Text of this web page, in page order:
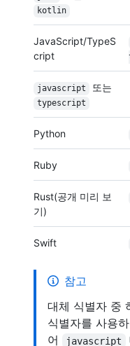
kotlin
JavaScript/TypeS
cript
javascript 또는
typescript
Python
Ruby
Rust(공개 미리 보
기)
Swift
참고
대체 식별자 중
식별자를 사용
어
javascript